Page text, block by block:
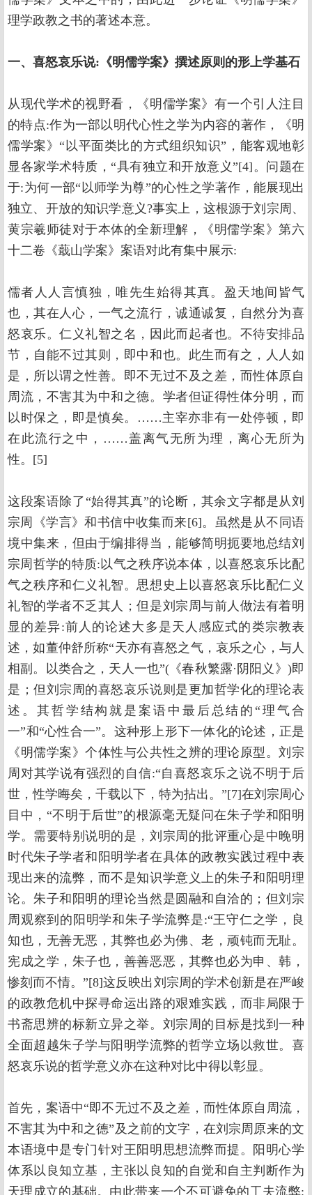
理学政教之书的著述本意。
一、喜怒哀乐说:《明儒学案》撰述原则的形上学基石
从现代学术的视野看，《明儒学案》有一个引人注目
的特点:作为一部以明代心性之学为内容的著作，《明
儒学案》“以平面类比的方式组织知识”，能客观地彰
显各家学术特质，“具有独立和开放意义”[4]。问题在
于:为何一部“以师学为尊”的心性之学著作，能展现出
独立、开放的知识学意义?事实上，这根源于刘宗周、
黄宗羲师徒对于本体的全新理解，《明儒学案》第六
十二卷《蕺山学案》案语对此有集中展示:
儒者人人言慎独，唯先生始得其真。盈天地间皆气
也，其在人心，一气之流行，诚通诚复，自然分为喜
怒哀乐。仁义礼智之名，因此而起者也。不待安排品
节，自能不过其则，即中和也。此生而有之，人人如
是，所以谓之性善。即不无过不及之差，而性体原自
周流，不害其为中和之德。学者但证得性体分明，而
以时保之，即是慎矣。……主宰亦非有一处停顿，即
在此流行之中，……盖离气无所为理，离心无所为
性。[5]
这段案语除了“始得其真”的论断，其余文字都是从刘
宗周《学言》和书信中收集而来[6]。虽然是从不同语
境中集来，但由于编排得当，能够简明扼要地总结刘
宗周哲学的特质:以气之秩序说本体，以喜怒哀乐比配
气之秩序和仁义礼智。思想史上以喜怒哀乐比配仁义
礼智的学者不乏其人；但是刘宗周与前人做法有着明
显的差异:前人的论述大多是天人感应式的类宗教表
述，如董仲舒所称“天亦有喜怒之气，哀乐之心，与人
相副。以类合之，天人一也”(《春秋繁露·阴阳义》)即
是；但刘宗周的喜怒哀乐说则是更加哲学化的理论表
述。其哲学结构就是案语中最后总结的“理气合
一”和“心性合一”。这种形上形下一体化的论述，正是
《明儒学案》个体性与公共性之辨的理论原型。刘宗
周对其学说有强烈的自信:“自喜怒哀乐之说不明于后
世，性学晦矣，千载以下，特为拈出。”[7]在刘宗周心
目中，“不明于后世”的根源毫无疑问在朱子学和阳明
学。需要特别说明的是，刘宗周的批评重心是中晚明
时代朱子学者和阳明学者在具体的政教实践过程中表
现出来的流弊，而不是知识学意义上的朱子和阳明理
论。朱子和阳明的理论当然是圆融和自洽的；但刘宗
周观察到的阳明学和朱子学流弊是:“王守仁之学，良
知也，无善无恶，其弊也必为佛、老，顽钝而无耻。
宪成之学，朱子也，善善恶恶，其弊也必为申、韩，
惨刻而不情。”[8]这反映出刘宗周的学术创新是在严峻
的政教危机中探寻命运出路的艰难实践，而非局限于
书斋思辨的标新立异之举。刘宗周的目标是找到一种
全面超越朱子学与阳明学流弊的哲学立场以救世。喜
怒哀乐说的哲学意义亦在这种对比中得以彰显。
首先，案语中“即不无过不及之差，而性体原自周流，
不害其为中和之德”及之前的文字，在刘宗周原来的文
本语境中是专门针对王阳明思想流弊而提。阳明心学
体系以良知立基，主张以良知的自觉和自主判断作为
天理成立的基础。由此带来一个不可避免的工夫流弊: